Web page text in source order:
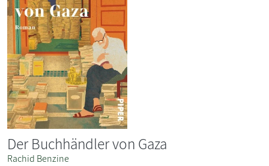
Der Buchhändler von Gaza
Rachid Benzine